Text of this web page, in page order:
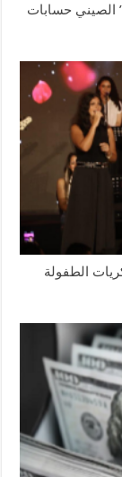
الصيني حسابات
الطفولة